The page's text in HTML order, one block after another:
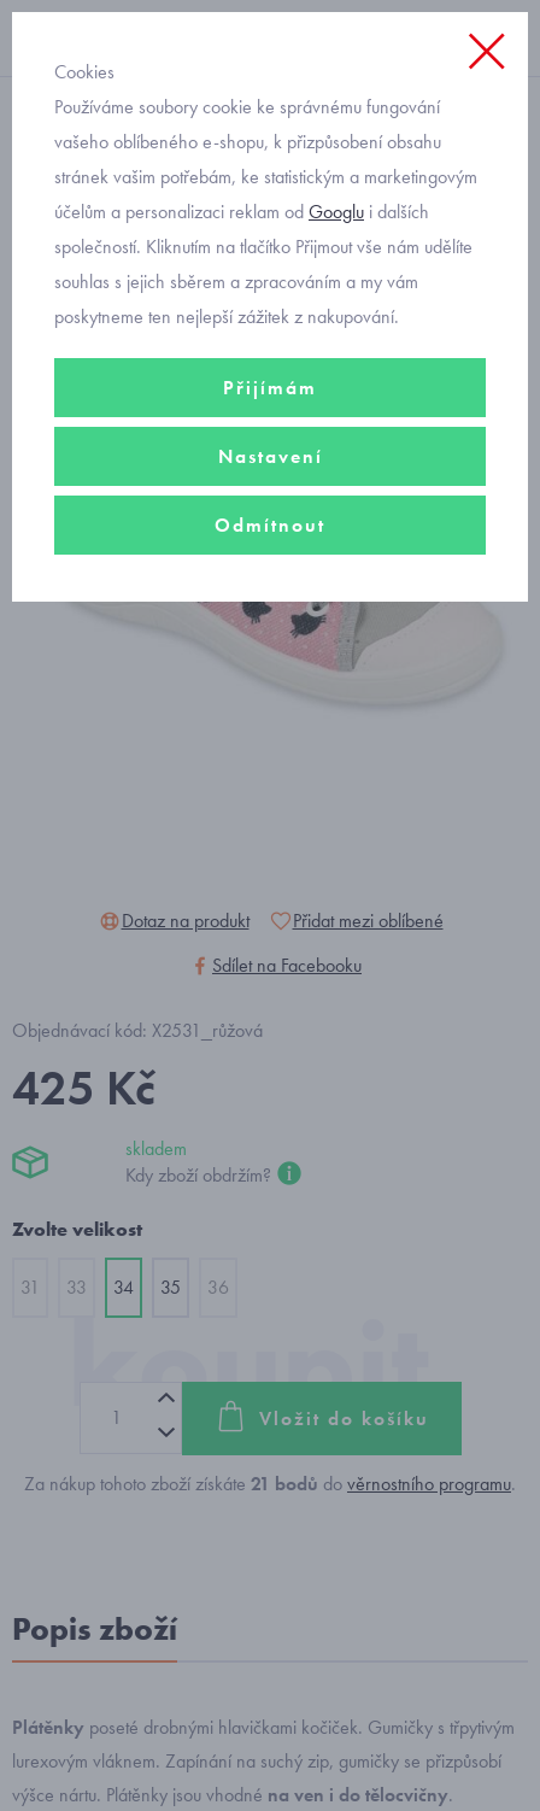
dívčí plátěnky
Befado plátěnky dívčí
růžové 251Y183 kočky
Dotaz na produkt
Přidat mezi oblíbené
Sdílet na Facebooku
Objednávací kód: X2531_růžová
425 Kč
skladem
Kdy zboží obdržím?
Zvolte velikost
31 33 34 35 36
Vložit do košíku
Za nákup tohoto zboží získáte 21 bodů dověrnostního programu.
Popis zboží
Plátěnky poseté drobnými hlavičkami kočiček. Gumičky s třpytivým
lurexovým vláknem. Zapínání na suchý zip, gumičky se přizpůsobí
výšce nártu. Plátěnky jsou vhodné na ven i do tělocvičny.
Cookies
Používáme soubory cookie ke správnému fungování
vašeho oblíbeného e-shopu, k přizpůsobení obsahu
stránek vašim potřebám, ke statistickým a marketingovým
účelům a personalizaci reklam odGooglu i dalších
společností. Kliknutím na tlačítko Přijmout vše nám udělíte
souhlas s jejich sběrem a zpracováním a my vám
poskytneme ten nejlepší zážitek z nakupování.
Přijímám
Nastavení
Odmítnout